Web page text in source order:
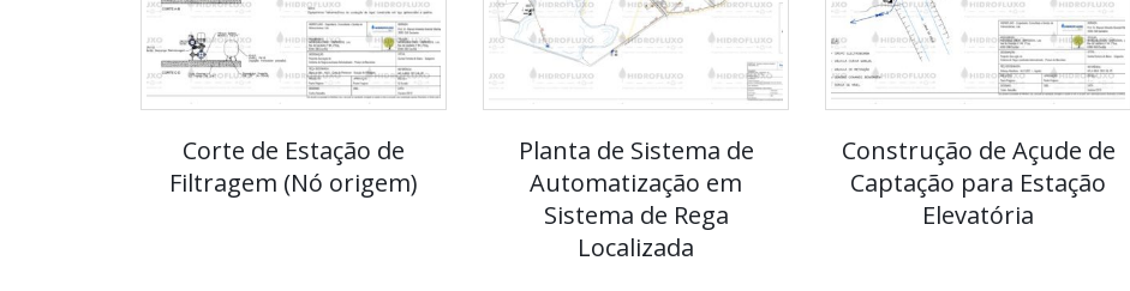
Corte de Estação de
Filtragem (Nó origem)
Planta de Sistema de
Automatização em
Sistema de Rega
Localizada
Construção de Açude de
Captação para Estação
Elevatória